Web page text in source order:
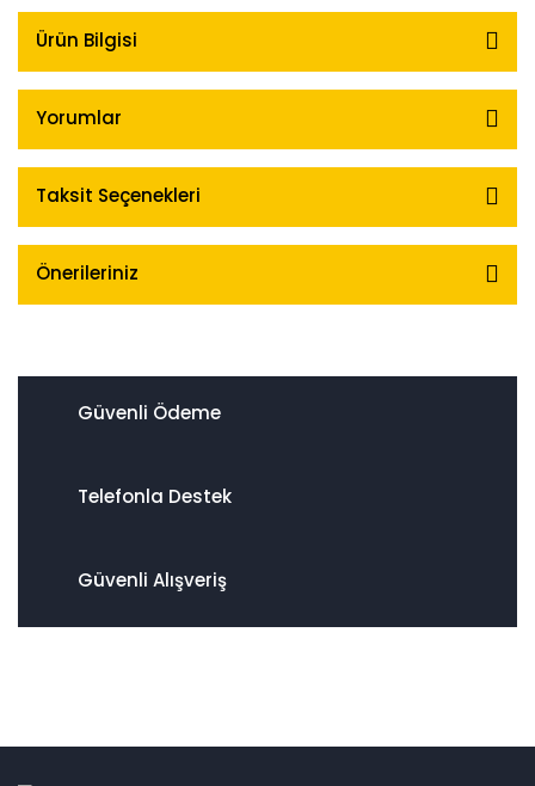
Ürün Bilgisi
Yorumlar
Taksit Seçenekleri
Önerileriniz
Güvenli Ödeme
Telefonla Destek
Güvenli Alışveriş